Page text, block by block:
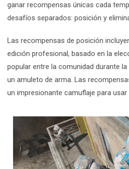
ganar recompensas únicas cada
desafíos separados: posición y
Las recompensas de posición
edición profesional, basado en la
popular entre la comunidad durante
un amuleto de arma. Las
un impresionante camuflaje para usar